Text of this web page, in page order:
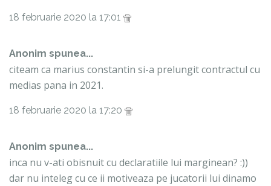
18 februarie 2020 la 17:01
Anonim spunea...
citeam ca marius constantin si-a prelungit contractul cu
medias pana in 2021.
18 februarie 2020 la 17:20
Anonim spunea...
inca nu v-ati obisnuit cu declaratiile lui marginean? :))
dar nu inteleg cu ce ii motiveaza pe jucatorii lui dinamo